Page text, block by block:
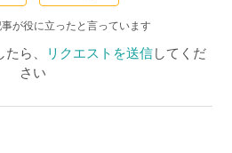
が役に立ったと言っています
ら、 リクエストを送信してくだ
さい